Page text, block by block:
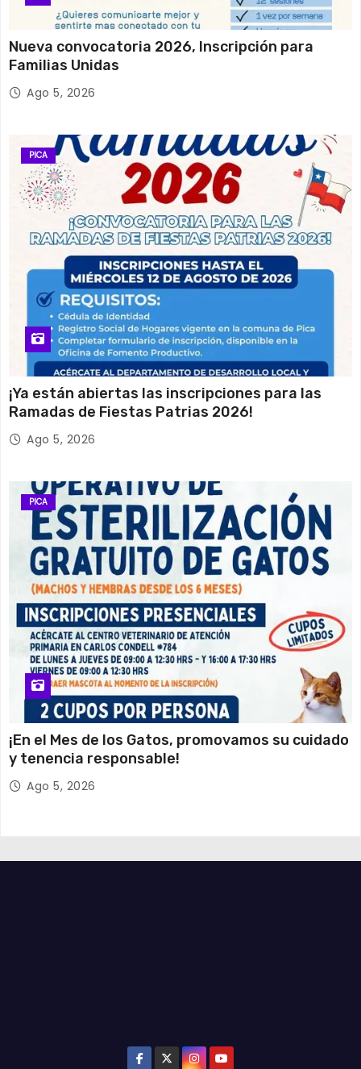
Nueva convocatoria 2026, Inscripción para
Familias Unidas
Ago 5, 2026
PICA
¡Ya están abiertas las inscripciones para las
Ramadas de Fiestas Patrias 2026!
Ago 5, 2026
PICA
¡En el Mes de los Gatos, promovamos su cuidado
y tenencia responsable!
Ago 5, 2026